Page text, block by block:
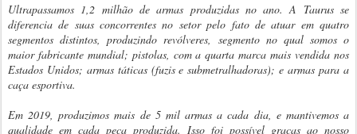
Ultrapassamos 1,2 milhão de armas produzidas no ano. A Taurus se
diferencia de suas concorrentes no setor pelo fato de atuar em quatro
segmentos distintos, produzindo revólveres, segmento no qual somos o
maior fabricante mundial; pistolas, com a quarta marca mais vendida nos
Estados Unidos; armas táticas (fuzis e submetralhadoras); e armas para a
caça esportiva.
Em 2019, produzimos mais de 5 mil armas a cada dia, e mantivemos a
qualidade em cada peça produzida. Isso foi possível graças ao nosso